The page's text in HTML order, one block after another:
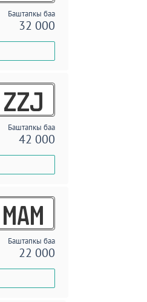
Баштапкы баа
32 000
ZZJ
Баштапкы баа
42 000
MAM
Баштапкы баа
22 000